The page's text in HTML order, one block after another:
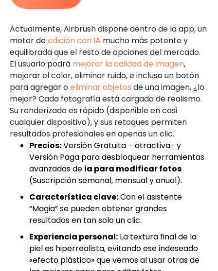
Actualmente, Airbrush dispone dentro de la app, un
motor deedición con IA mucho más potente y
equilibrada que el resto de opciones del mercado.
El usuario podrá mejorar la calidad de imagen,
mejorar el color, eliminar ruido, e incluso un botón
para agregar oeliminar objetos de una imagen, ¿lo
mejor? Cada fotografía está cargada de realismo.
Su renderizado es rápido (disponible en casi
cualquier dispositivo), y sus retoques permiten
resultados profesionales en apenas un clic.
Precios:Versión Gratuita – atractiva- y
Versión Paga para desbloquear herramientas
avanzadas de ia para modificar fotos
(Suscripción semanal, mensual y anual).
Característica clave:Con el asistente
“Magia” se pueden obtener grandes
resultados en tan solo un clic.
Experiencia personal: La textura final de la
piel es hiperrealista, evitando ese indeseado
«efecto plástico» que vemos al usar otras de